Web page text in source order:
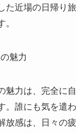
た近場の日帰り
魅力
魅力は、完全に
。誰にも気を遣
放感は、日々の